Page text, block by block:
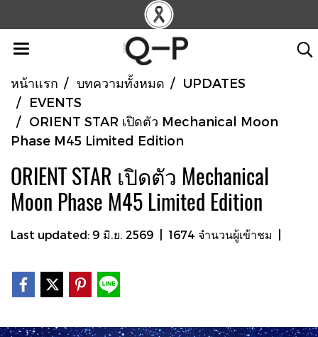
หน้าแรก บทความทั้งหมด
UPDATES
EVENTS
ORIENT STAR เปิดตัว Mechanical Moon
Phase M45 Limited Edition
ORIENT STAR เปิดตัว Mechanical
Moon Phase M45 Limited Edition
Last updated: 9 มิ.ย. 2569 1674 จำนวนผู้เข้าชม